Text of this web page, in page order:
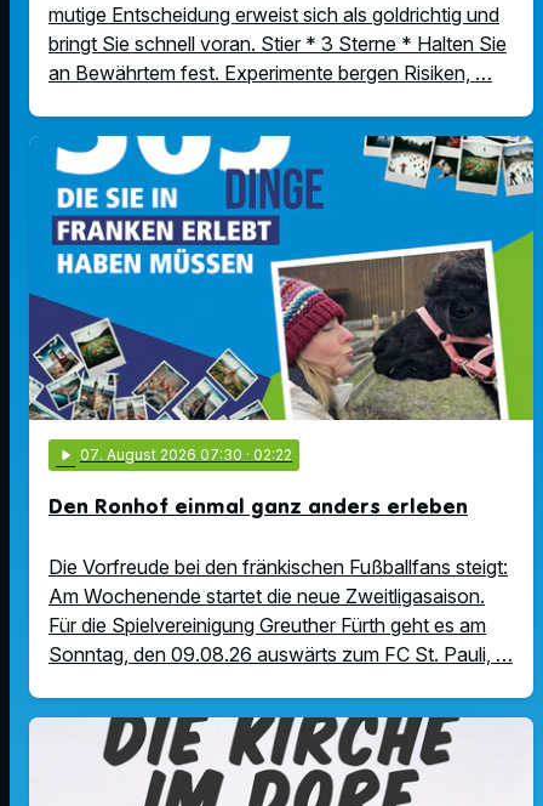
mutige Entscheidung erweist sich als goldrichtig und
bringt Sie schnell voran. Stier * 3 Sterne * Halten Sie
an Bewährtem fest. Experimente bergen Risiken, …
play_arrow 07. August 2026 07:30 · 02:22
Den Ronhof einmal ganz anders erleben
Die Vorfreude bei den fränkischen Fußballfans steigt:
Am Wochenende startet die neue Zweitligasaison.
Für die Spielvereinigung Greuther Fürth geht es am
Sonntag, den 09.08.26 auswärts zum FC St. Pauli, …